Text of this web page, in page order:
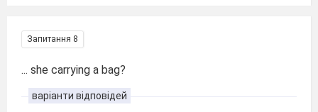
Запитання 8
... she carrying a bag?
варіанти відповідей